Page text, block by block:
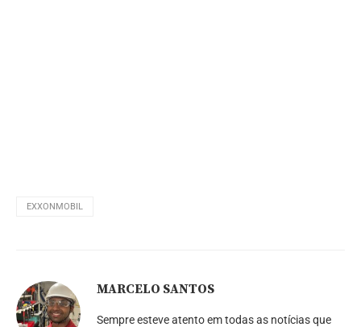
EXXONMOBIL
MARCELO SANTOS
Sempre esteve atento em todas as notícias que